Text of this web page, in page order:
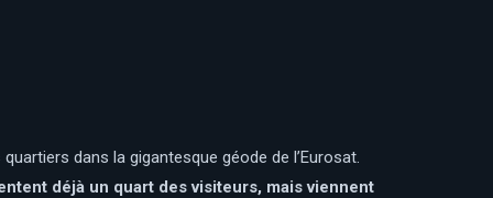
dans la gigantesque géode de l’Eurosat.
déjà un quart des visiteurs, mais viennent